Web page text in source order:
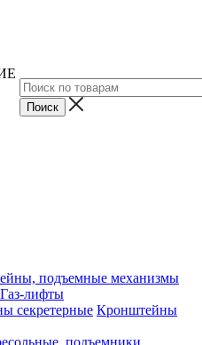
подъемные механизмы
Газ-лифты
Кронштейны